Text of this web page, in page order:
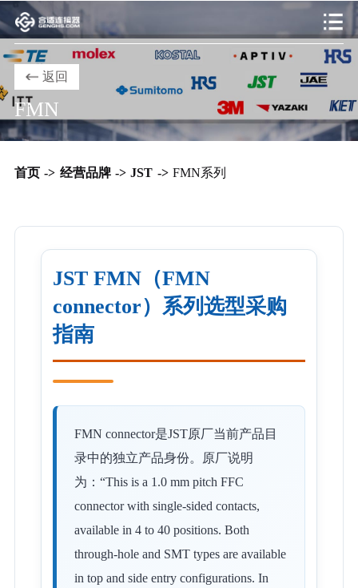
返回
FMN
首页 -> 经营品牌 -> JST -> FMN系列
JST FMN（FMN
connector）系列选型采购
指南
FMN connector是JST原厂当前产品目
录中的独立产品身份。原厂说明
为：“This is a 1.0 mm pitch FFC
connector with single-sided contacts,
available in 4 to 40 positions. Both
through-hole and SMT types are available
in top and side entry configurations. In